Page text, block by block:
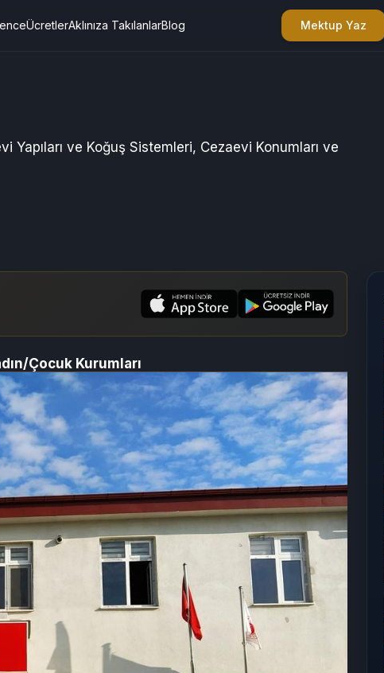
ÜcretlerAklınıza TakılanlarBlog Mektup Yaz
Yapıları ve Koğuş Sistemleri, Cezaevi Konumları ve
Çocuk Kurumları